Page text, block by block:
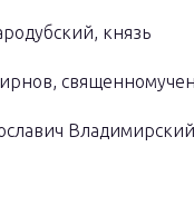
князь